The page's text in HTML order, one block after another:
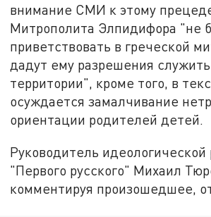
внимание СМИ к этому
Митрополита Элпидифора "не
приветствовать в греческой
дадут ему разрешения
территории", кроме того, в
осуждается замалчивание
ориентации родителей детей.
Руководитель
"Первого русского" Михаил
комментируя произошедшее,